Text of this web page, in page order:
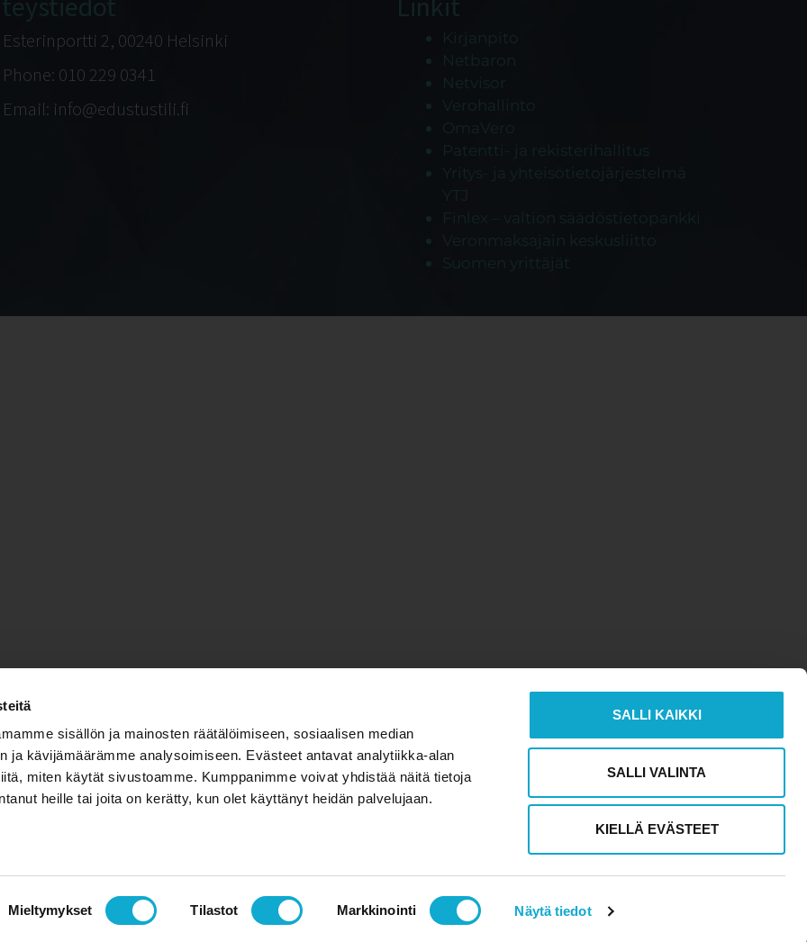
sisällön ja mainosten räätälöimiseen, sosiaalisen median
ja kävijämäärämme analysoimiseen. Evästeet antavat analytiikka-alan
miten käytät sivustoamme. Kumppanimme voivat yhdistää näitä tietoja
heille tai joita on kerätty, kun olet käyttänyt heidän palvelujaan.
Mieltymykset Tilastot Markkinointi Näytä tiedot
SALLI KAIKKI
SALLI VALINTA
KIELLÄ EVÄSTEET
Esterinportti 2, 00240 Helsinki
Phone: 010 229 0341
Email: info@edustustili.fi